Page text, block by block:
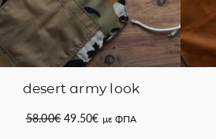
desert army look
58.00€ Original
49.50€Ημε ΦΠΑ